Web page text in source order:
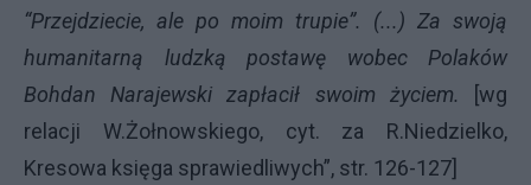
“Przejdziecie, ale po moim trupie”. (...) Za swoją
humanitarną ludzką postawę wobec Polaków
Bohdan Narajewski zapłacił swoim życiem.
[wg
relacji W.Żołnowskiego, cyt. za R.Niedzielko,
Kresowa księga sprawiedliwych”, str. 126-127]